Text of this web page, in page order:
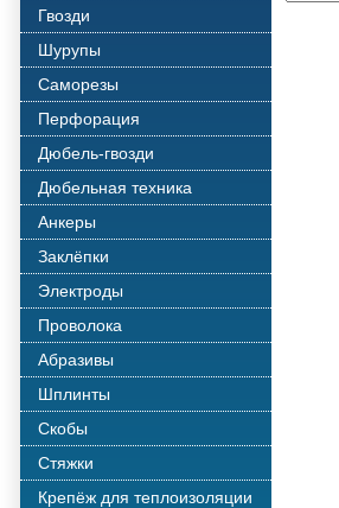
Гвозди
Шурупы
Саморезы
Перфорация
Дюбель-гвозди
Дюбельная техника
Анкеры
Заклёпки
Электроды
Проволока
Абразивы
Шплинты
Скобы
Стяжки
Крепёж для теплоизоляции